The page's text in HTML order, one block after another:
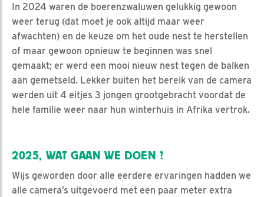
In 2024 waren de boerenzwaluwen gelukkig gewoon
weer terug (dat moet je ook altijd maar weer
afwachten) en de keuze om het oude nest te herstellen
of maar gewoon opnieuw te beginnen was snel
gemaakt; er werd een mooi nieuw nest tegen de balken
aan gemetseld. Lekker buiten het bereik van de camera
werden uit 4 eitjes 3 jongen grootgebracht voordat de
hele familie weer naar hun winterhuis in Afrika vertrok.
2025, WAT GAAN WE DOEN ?
Wijs geworden door alle eerdere ervaringen hadden we
alle camera’s uitgevoerd met een paar meter extra